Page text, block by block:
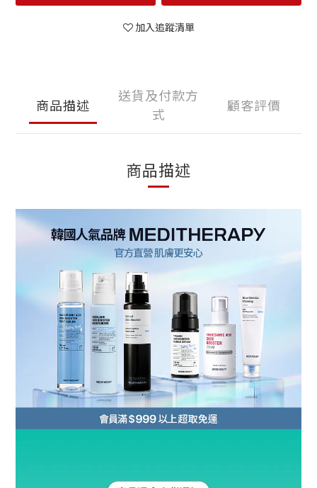
加入追蹤清單
商品描述
送貨及付款方
式
顧客評價
商品描述